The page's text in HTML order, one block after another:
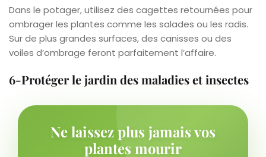
Dans le potager, utilisez des cagettes retournées pour
ombrager les plantes comme les salades ou les radis.
Sur de plus grandes surfaces, des canisses ou des
voiles d’ombrage feront parfaitement l’affaire.
6-Protéger le jardin des maladies et insectes
Ne laissez plus jamais vos
plantes mourir